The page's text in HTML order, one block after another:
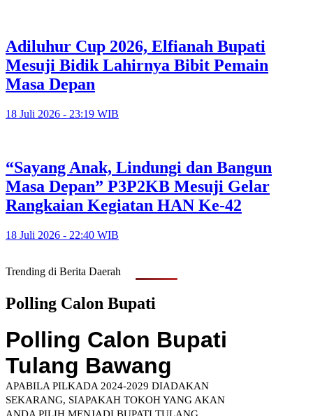
Adiluhur Cup 2026, Elfianah Bupati
Mesuji Bidik Lahirnya Bibit Pemain
Masa Depan
18 Juli 2026 - 23:19 WIB
“Sayang Anak, Lindungi dan Bangun
Masa Depan” P3P2KB Mesuji Gelar
Rangkaian Kegiatan HAN Ke-42
18 Juli 2026 - 22:40 WIB
Trending di Berita Daerah
Polling Calon Bupati